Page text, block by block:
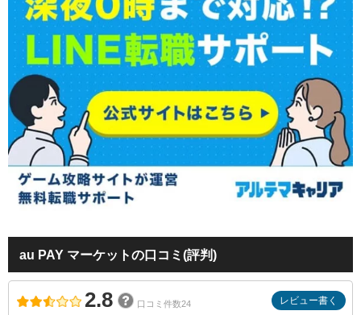
au PAY マーケットの口コミ(評判)
2.8 口コミ件数24 レビュー書く